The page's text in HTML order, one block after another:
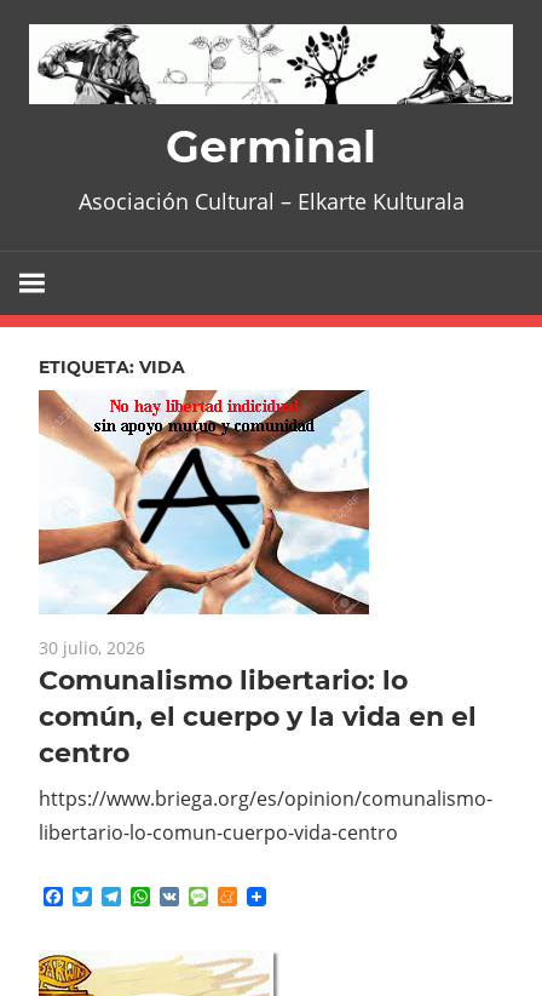
content
Germinal
Asociación Cultural – Elkarte Kulturala
ETIQUETA: VIDA
30 julio, 2026
Comunalismo libertario: lo
común, el cuerpo y la vida en el
centro
https://www.briega.org/es/opinion/comunalismo-
libertario-lo-comun-cuerpo-vida-centro
Facebook
TwitterTelegram
WhatsApp
VK MessageMeneame